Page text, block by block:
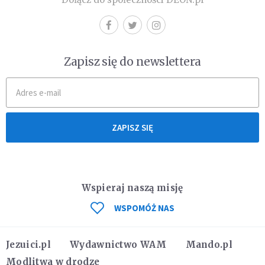
Zapisz się do newslettera
ZAPISZ SIĘ
Jezuici.pl Wydawnictwo WAM
Mando.pl
Modlitwa w drodze
Wspieraj naszą misję
WSPOMÓŻ NAS